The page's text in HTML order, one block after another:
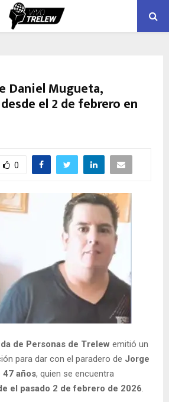
Daniel Mugueta,
el 2 de febrero en
0
de Personas de Trelew emitió un
para dar con el paradero de Jorge
47 años, quien se encuentra
el pasado 2 de febrero de 2026